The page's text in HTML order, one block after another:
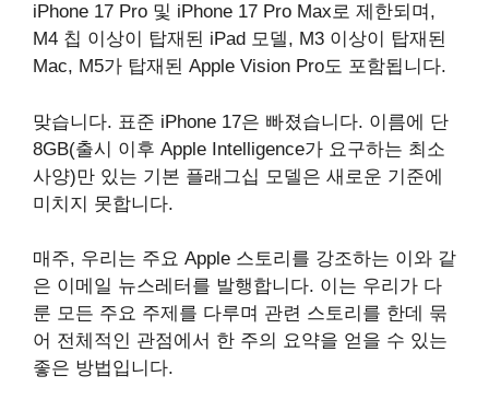
iPhone 17 Pro 및 iPhone 17 Pro Max로 제한되며,
M4 칩 이상이 탑재된 iPad 모델, M3 이상이 탑재된
Mac, M5가 탑재된 Apple Vision Pro도 포함됩니다.
맞습니다. 표준 iPhone 17은 빠졌습니다. 이름에 단
8GB(출시 이후 Apple Intelligence가 요구하는 최소
사양)만 있는 기본 플래그십 모델은 새로운 기준에
미치지 못합니다.
매주, 우리는 주요 Apple 스토리를 강조하는 이와 같
은 이메일 뉴스레터를 발행합니다. 이는 우리가 다
룬 모든 주요 주제를 다루며 관련 스토리를 한데 묶
어 전체적인 관점에서 한 주의 요약을 얻을 수 있는
좋은 방법입니다.